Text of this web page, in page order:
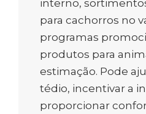
interno,
para cachorros no
programas
produtos para
estimação. Pode
tédio, incentivar a
proporcionar